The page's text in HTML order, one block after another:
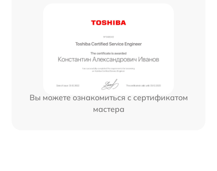
Вы можете ознакомиться с сертификатом
мастера